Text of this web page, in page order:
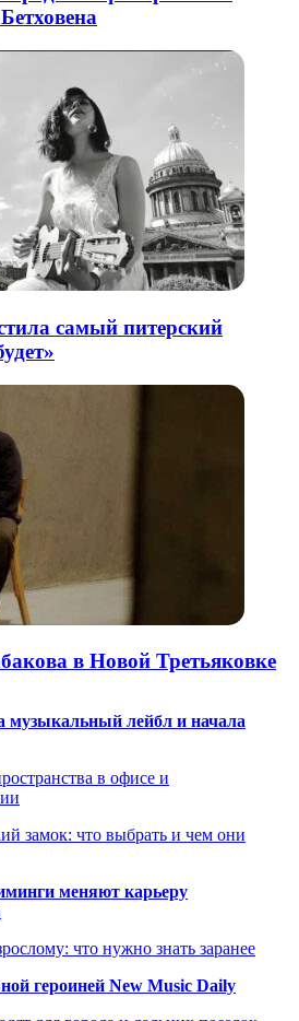
самый питерский
в Новой Третьяковке
музыкальный лейбл и начала
в офисе и
замок: что выбрать и чем они
меняют карьеру
что нужно знать заранее
героиней New Music Daily